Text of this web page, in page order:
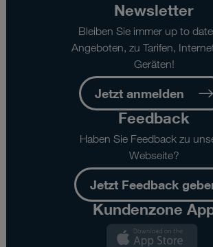
Newsletter
Bleiben Sie immer up to
Angeboten, zu Tarifen,
Geräten!
Jetzt anmelden
Feedback
Haben Sie Feedback zu
Webseite?
Jetzt Feedback
Kundenzone